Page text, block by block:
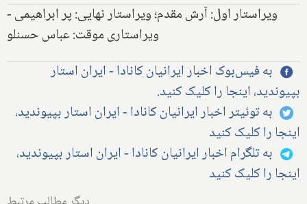
ویراستار اول: آرش مقدم؛ ویراستار نهایی: پر ابراهیمی -
ویراستاری موقت: عباس حسنلو
به فیس‌بوک اخبار ایرانیان کانادا - ایران استار
بپیوندید، اینجا را کلیک کنید.
به توئیتر اخبار ایرانیان کانادا - ایران استار بپیوندید،
اینجا را کلیک کنید
به تلگرام اخبار ایرانیان کانادا - ایران استار بپیوندید،
اینجا را کلیک کنید